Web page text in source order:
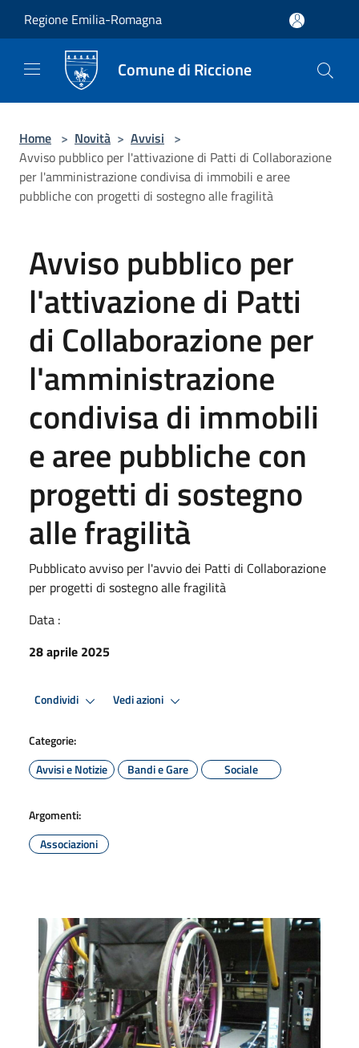
Regione Emilia-Romagna
Comune di Riccione
Home > Novità > Avvisi >
Avviso pubblico per l'attivazione di Patti di Collaborazione
per l'amministrazione condivisa di immobili e aree
pubbliche con progetti di sostegno alle fragilità
Avviso pubblico per
l'attivazione di Patti
di Collaborazione per
l'amministrazione
condivisa di immobili
e aree pubbliche con
progetti di sostegno
alle fragilità
Pubblicato avviso per l'avvio dei Patti di Collaborazione
per progetti di sostegno alle fragilità
Data :
28 aprile 2025
Condividi Vedi azioni
Categorie:
Avvisi e Notizie
Bandi e Gare Sociale
Argomenti:
Associazioni